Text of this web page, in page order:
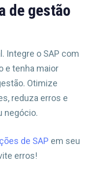
de gestão
Integre o SAP com
e tenha maior
Otimize
reduza erros e
negócio.
de SAP em seu
erros!